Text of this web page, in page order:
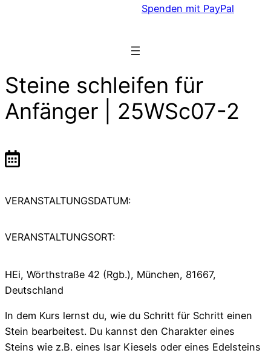
Spenden mit PayPal
Steine schleifen für
Anfänger | 25WSc07-2
VERANSTALTUNGSDATUM:
VERANSTALTUNGSORT:
HEi, Wörthstraße 42 (Rgb.), München, 81667,
Deutschland
In dem Kurs lernst du, wie du Schritt für Schritt einen
Stein bearbeitest. Du kannst den Charakter eines
Steins wie z.B. eines Isar Kiesels oder eines Edelsteins